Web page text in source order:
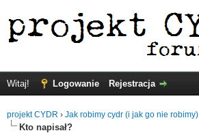
Witaj! Logowanie Rejestracja
projekt CYDR › Jak robimy cydr (i jak go nie robimy)
Kto napisał?